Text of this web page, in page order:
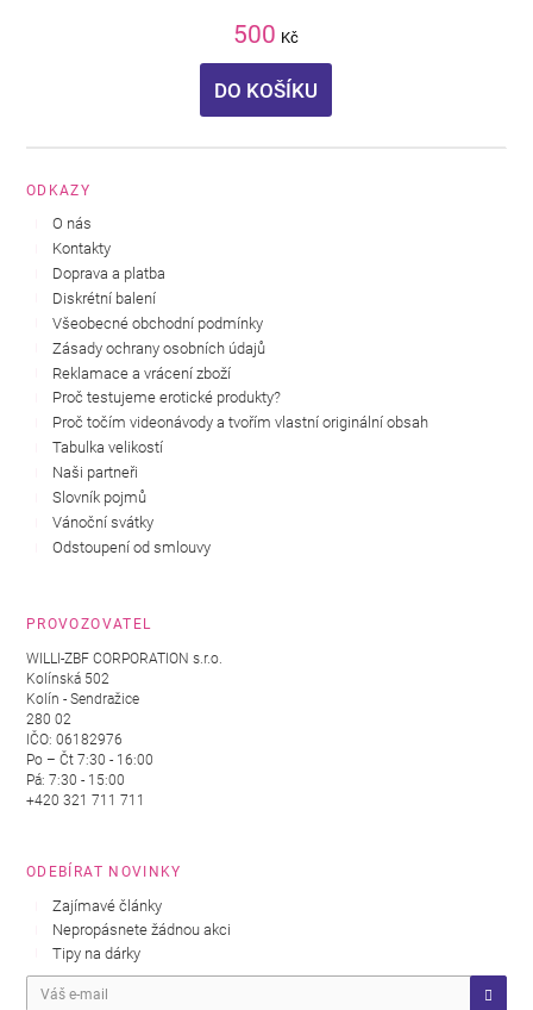
500 Kč
DO KOŠÍKU
ODKAZY
O nás
Kontakty
Doprava a platba
Diskrétní balení
Všeobecné obchodní podmínky
Zásady ochrany osobních údajů
Reklamace a vrácení zboží
Proč testujeme erotické produkty?
Proč točím videonávody a tvořím vlastní originální obsah
Tabulka velikostí
Naši partneři
Slovník pojmů
Vánoční svátky
Odstoupení od smlouvy
PROVOZOVATEL
WILLI-ZBF CORPORATION s.r.o.
Kolínská 502
Kolín - Sendražice
280 02
IČO: 06182976
Po – Čt 7:30 - 16:00
Pá: 7:30 - 15:00
+420 321 711 711
ODEBÍRAT NOVINKY
Zajímavé články
Nepropásnete žádnou akci
Tipy na dárky